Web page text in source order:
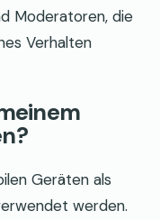
Moderatoren, die
Verhalten
Geräten als
werden.